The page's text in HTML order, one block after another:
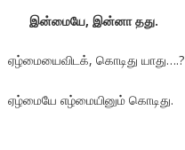
இன்மையே, இன்னா தது.
ஏழ்மையைவிடக், கொடிது யாது….?
ஏழ்மையே எழ்மையினும் கொடிது.